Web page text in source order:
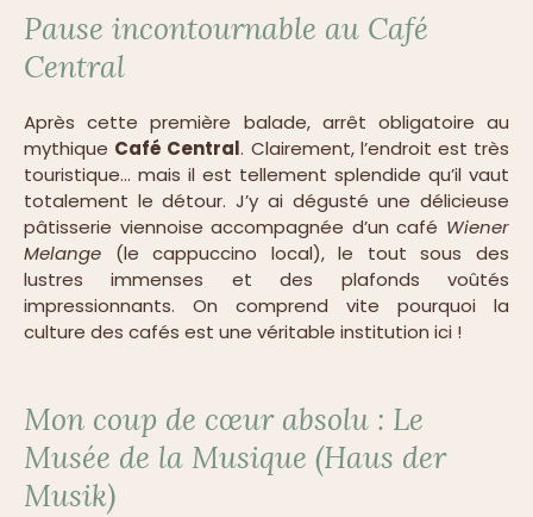
Pause incontournable au Café
Central
Après cette première balade, arrêt obligatoire au
mythique Café Central. Clairement, l’endroit est très
touristique… mais il est tellement splendide qu’il vaut
totalement le détour. J’y ai dégusté une délicieuse
pâtisserie viennoise accompagnée d’un café Wiener
Melange (le cappuccino local), le tout sous des
lustres immenses et des plafonds voûtés
impressionnants. On comprend vite pourquoi la
culture des cafés est une véritable institution ici !
Mon coup de cœur absolu : Le
Musée de la Musique (Haus der
Musik)